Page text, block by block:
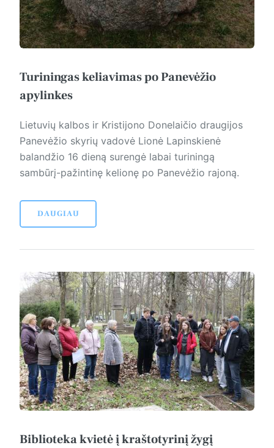
Turiningas keliavimas po Panevėžio
apylinkes
Lietuvių kalbos ir Kristijono Donelaičio draugijos
Panevėžio skyrių vadovė Lionė Lapinskienė
balandžio 16 dieną surengė labai turiningą
sambūrį-pažintinę kelionę po Panevėžio rajoną.
DAUGIAU
Biblioteka kvietė į kraštotyrinį žygį